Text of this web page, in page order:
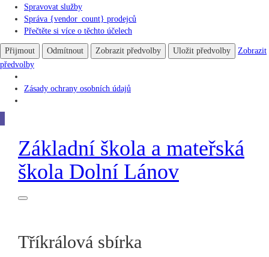
Spravovat služby
Správa {vendor_count} prodejců
Přečtěte si více o těchto účelech
Přijmout Odmítnout Zobrazit předvolby Uložit předvolby
Zobrazit
předvolby
Zásady ochrany osobních údajů
Základní škola a mateřská
škola Dolní Lánov
Tříkrálová sbírka